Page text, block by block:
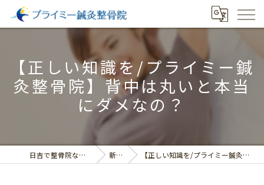
【正しい知識を/プライミー鍼
灸整骨院】背中は丸いと本当
にダメなの？
日吉で整骨院ならプライミー鍼灸整骨院 新着情報 【正しい知識を/プライミー鍼灸整骨院】背中は丸いと本当にダメなの？